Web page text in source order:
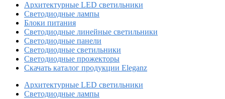
Архитектурные LED светильники
Светодиодные лампы
Блоки питания
Светодиодные линейные светильники
Светодиодные панели
Светодиодные светильники
Светодиодные прожекторы
Скачать каталог продукции Eleganz
Архитектурные LED светильники
Светодиодные лампы